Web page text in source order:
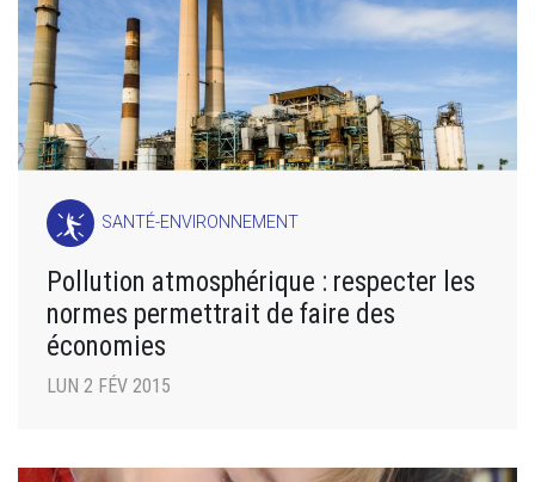
SANTÉ-ENVIRONNEMENT
Pollution atmosphérique : respecter les
normes permettrait de faire des
économies
LUN 2 FÉV 2015